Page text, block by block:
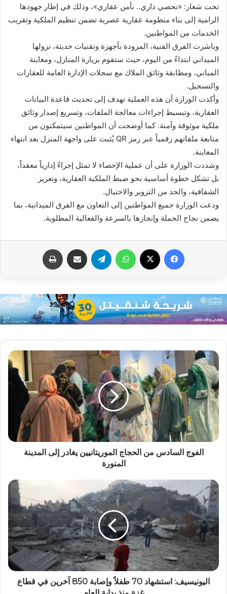
تحت شعار: «نحصي داري.. نأمن عقاري»، وذلك في إطار جهودها
الرامية إلى بناء منظومة عقارية عصرية تضمن تنظيم الملكية وتقريب
الخدمات من المواطنين.
وباشرت الفرق الفنية، المزودة بأجهزة وتقنيات حديثة، نزولها
الميداني ابتداءً من اليوم، حيث ستقوم بزيارة المنازل، ومعاينة
المباني، ومطابقة وثائق الملاك مع سجلات الإدارة العامة للعقارات
والتسجيل.
وأكدت الوزارة أن هذه العملية تهدف إلى تحديث قاعدة البيانات
العقارية، وتبسيط إجراءات معالجة الملفات، وتسريع إصدار وثائق
ملكية موثوقة وآمنة. كما أوضحت أن المواطنين سيتمكنون من
متابعة ملفاتهم رقمياً عبر رمز QR يُثبت على واجهة المنزل بعد انتهاء
المعاينة.
وشددت الوزارة على أن عملية الإحصاء لا تمثل إجراءً إدارياً معقداً،
بل تشكل خطوة أساسية نحو ضبط الملكية العقارية، وتعزيز
الشفافية، والحد من التزوير والاحتيال.
ودعت الوزارة جميع المواطنين إلى التعاون مع الفرق الميدانية، بما
يضمن نجاح الحملة وإنجازها بالسرعة والفعالية المطلوبة.
فيسبوك واتساب تيلقرام مشاركة عبر البريد
الفوج السادس من الحجاج الموريتانيين يغادر إلى المدينة
المنورة
اليونيسيف: استشهاد 70 طفلاً وإصابة 850 آخرين في قطاع